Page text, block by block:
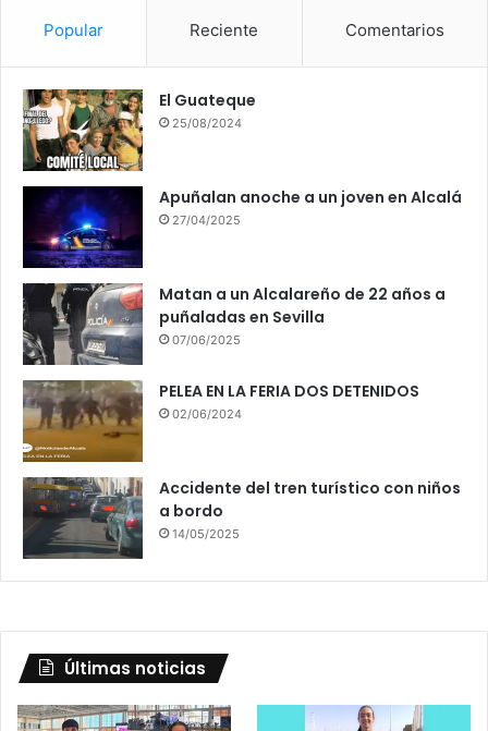
Popular Reciente Comentarios
El Guateque
25/08/2024
Apuñalan anoche a un joven en Alcalá
27/04/2025
Matan a un Alcalareño de 22 años a
puñaladas en Sevilla
07/06/2025
PELEA EN LA FERIA DOS DETENIDOS
02/06/2024
Accidente del tren turístico con niños
a bordo
14/05/2025
Últimas noticias